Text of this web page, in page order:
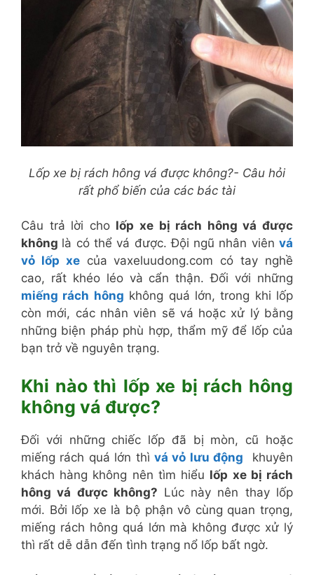
Lốp xe bị rách hông vá được không?- Câu hỏi
rất phổ biến của các bác tài
Câu trả lời cho lốp xe bị rách hông vá được
không là có thể vá được. Đội ngũ nhân viênvá
vỏ lốp xecủa vaxeluudong.com có tay nghề
cao, rất khéo léo và cẩn thận. Đối với những
miếng rách hông không quá lớn, trong khi lốp
còn mới, các nhân viên sẽ vá hoặc xử lý bằng
những biện pháp phù hợp, thẩm mỹ để lốp của
bạn trở về nguyên trạng.
Khi nào thì lốp xe bị rách hông
không vá được?
Đối với những chiếc lốp đã bị mòn, cũ hoặc
miếng rách quá lớn thì vá vỏ lưu động khuyên
khách hàng không nên tìm hiểu lốp xe bị rách
hông vá được không? Lúc này nên thay lốp
mới. Bởi lốp xe là bộ phận vô cùng quan trọng,
miếng rách hông quá lớn mà không được xử lý
thì rất dễ dẫn đến tình trạng nổ lốp bất ngờ.